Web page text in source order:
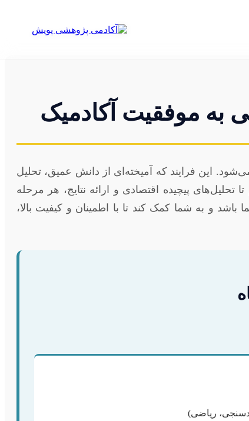
به موفقیت آکادمیک
این فرایند که آمیخته‌ای از دانش عمیق، تحلیل
پیچیده اقتصادی و ارائه نتایج، هر مرحله
و به شما کمک کند تا با اطمینان و کیفیت بالا،
ریاضی)